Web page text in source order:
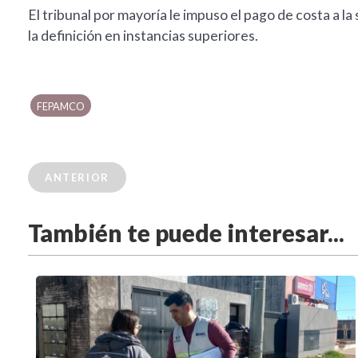
El tribunal por mayoría le impuso el pago de costa a
la definición en instancias superiores.
FEPAMCO
ANTERIOR
También te puede interesar...